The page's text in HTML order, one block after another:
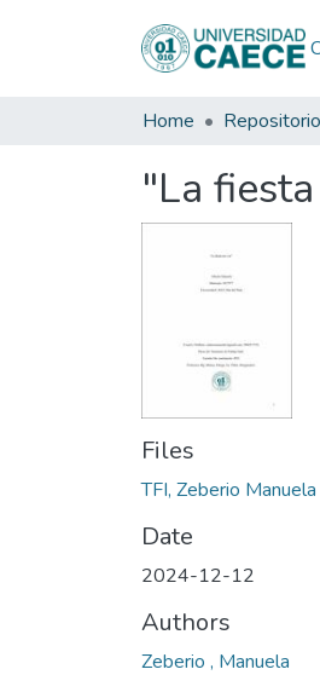
Home
"La
Files
TFI, Zeberio
Date
2024-12-12
Authors
Zeberio , Manuela